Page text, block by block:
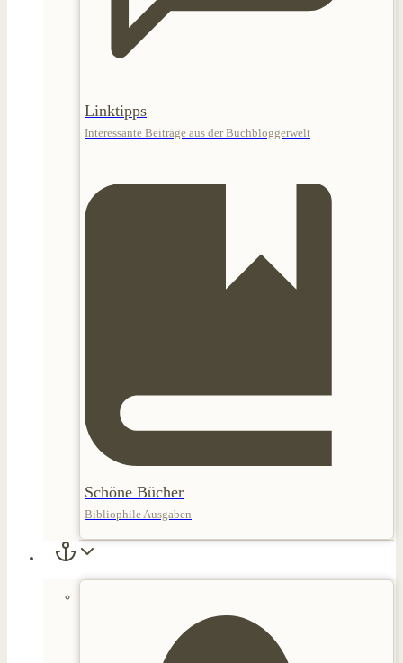
Linktipps
Interessante Beiträge aus der Buchbloggerwelt
Schöne Bücher
Bibliophile Ausgaben